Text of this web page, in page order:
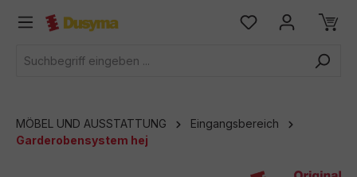
springen
MÖBEL UND AUSSTATTUNG
Eingangsbereich
Garderobensystem hej